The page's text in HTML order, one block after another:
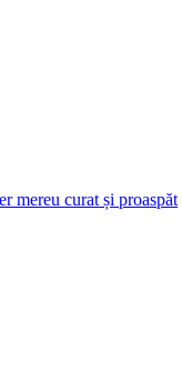
mereu curat și proaspăt